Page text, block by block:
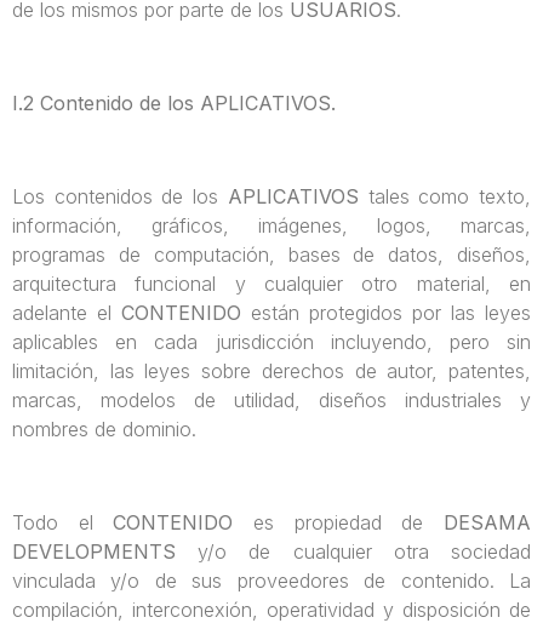
de los mismos por parte de los USUARIOS.
I.2 Contenido de los APLICATIVOS.
Los contenidos de los APLICATIVOS tales como texto,
información, gráficos, imágenes, logos, marcas,
programas de computación, bases de datos, diseños,
arquitectura funcional y cualquier otro material, en
adelante el CONTENIDO están protegidos por las leyes
aplicables en cada jurisdicción incluyendo, pero sin
limitación, las leyes sobre derechos de autor, patentes,
marcas, modelos de utilidad, diseños industriales y
nombres de dominio.
Todo elCONTENIDO es propiedad de DESAMA
DEVELOPMENTS y/o de cualquier otra sociedad
vinculada y/o de sus proveedores de contenido. La
compilación, interconexión, operatividad y disposición de